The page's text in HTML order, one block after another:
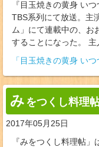
『目玉焼きの黄身 い
TBS系列にて放送。主
ム」にて連載中の、お
することになった。 主
「目玉焼きの黄身 い
み をつくし料理
2017年05月25日
『みをつくし料理帖